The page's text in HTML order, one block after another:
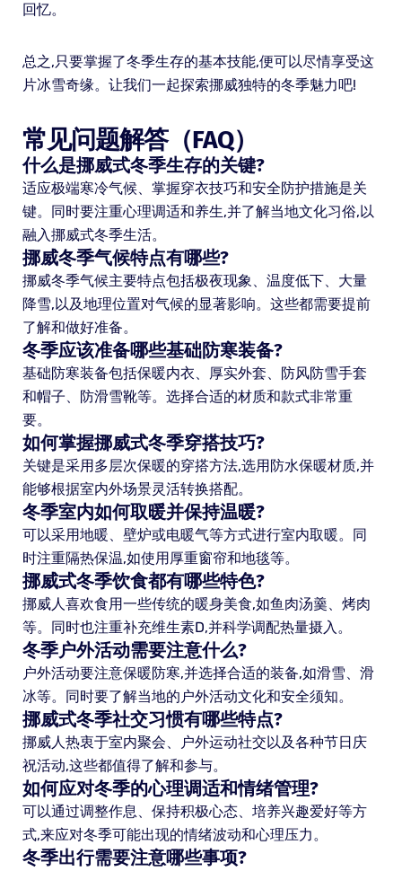
回忆。
总之,只要掌握了冬季生存的基本技能,便可以尽情享受这
片冰雪奇缘。让我们一起探索挪威独特的冬季魅力吧!
常见问题解答（FAQ）
什么是挪威式冬季生存的关键?
适应极端寒冷气候、掌握穿衣技巧和安全防护措施是关
键。同时要注重心理调适和养生,并了解当地文化习俗,以
融入挪威式冬季生活。
挪威冬季气候特点有哪些?
挪威冬季气候主要特点包括极夜现象、温度低下、大量
降雪,以及地理位置对气候的显著影响。这些都需要提前
了解和做好准备。
冬季应该准备哪些基础防寒装备?
基础防寒装备包括保暖内衣、厚实外套、防风防雪手套
和帽子、防滑雪靴等。选择合适的材质和款式非常重
要。
如何掌握挪威式冬季穿搭技巧?
关键是采用多层次保暖的穿搭方法,选用防水保暖材质,并
能够根据室内外场景灵活转换搭配。
冬季室内如何取暖并保持温暖?
可以采用地暖、壁炉或电暖气等方式进行室内取暖。同
时注重隔热保温,如使用厚重窗帘和地毯等。
挪威式冬季饮食都有哪些特色?
挪威人喜欢食用一些传统的暖身美食,如鱼肉汤羹、烤肉
等。同时也注重补充维生素D,并科学调配热量摄入。
冬季户外活动需要注意什么?
户外活动要注意保暖防寒,并选择合适的装备,如滑雪、滑
冰等。同时要了解当地的户外活动文化和安全须知。
挪威式冬季社交习惯有哪些特点?
挪威人热衷于室内聚会、户外运动社交以及各种节日庆
祝活动,这些都值得了解和参与。
如何应对冬季的心理调适和情绪管理?
可以通过调整作息、保持积极心态、培养兴趣爱好等方
式,来应对冬季可能出现的情绪波动和心理压力。
冬季出行需要注意哪些事项?